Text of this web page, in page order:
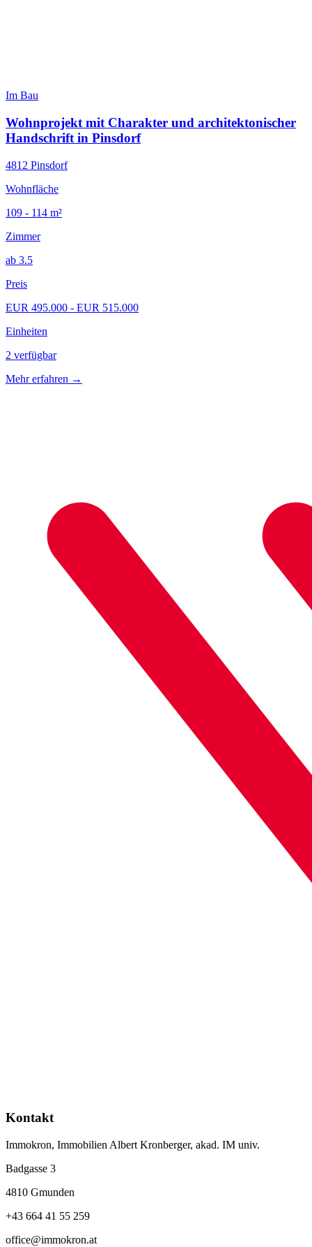
Im Bau
Wohnprojekt mit Charakter und architektonischer
Handschrift in Pinsdorf
4812 Pinsdorf
Wohnfläche
109 - 114 m²
Zimmer
ab 3.5
Preis
EUR 495.000 - EUR 515.000
Einheiten
2 verfügbar
Mehr erfahren →
Kontakt
Immokron, Immobilien Albert Kronberger, akad. IM univ.
Badgasse 3
4810 Gmunden
+43 664 41 55 259
office@immokron.at